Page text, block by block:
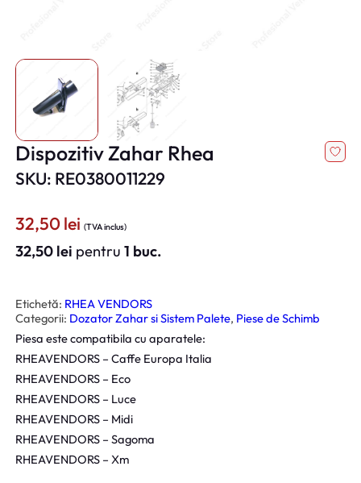
Dispozitiv Zahar Rhea
SKU: RE0380011229
32,50lei (TVA inclus)
32,50 lei pentru1 buc.
Etichetă: RHEA VENDORS
Categorii: Dozator Zahar si Sistem Palete, Piese de Schimb
Piesa este compatibila cu aparatele:
RHEAVENDORS – Caffe Europa Italia
RHEAVENDORS – Eco
RHEAVENDORS – Luce
RHEAVENDORS – Midi
RHEAVENDORS – Sagoma
RHEAVENDORS – Xm